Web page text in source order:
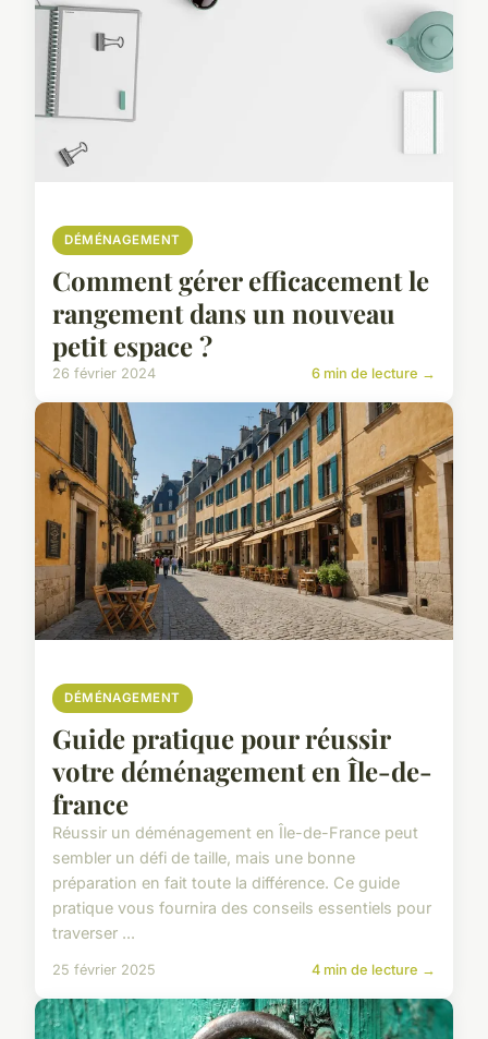
DÉMÉNAGEMENT
Comment gérer efficacement le
rangement dans un nouveau
petit espace ?
26 février 2024 6 min de lecture →
DÉMÉNAGEMENT
Guide pratique pour réussir
votre déménagement en Île-de-
france
Réussir un déménagement en Île-de-France peut
sembler un défi de taille, mais une bonne
préparation en fait toute la différence. Ce guide
pratique vous fournira des conseils essentiels pour
traverser ...
25 février 2025 4 min de lecture →